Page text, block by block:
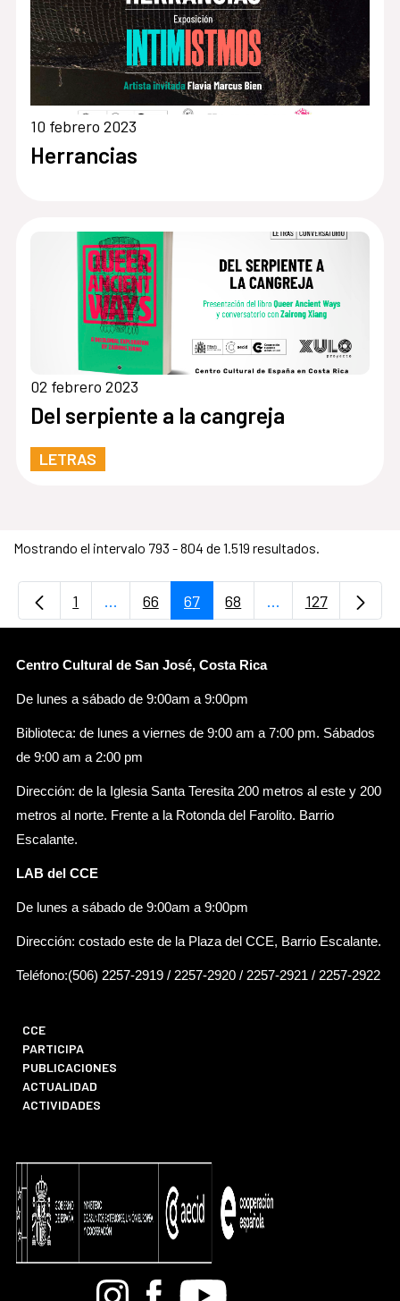
10 febrero 2023
Herrancias
02 febrero 2023
Del serpiente a la cangreja
LETRAS
Mostrando el intervalo 793 - 804 de 1.519 resultados.
Página
1 ...Páginas intermedias Use TAB para
Página
66 Página
67 Página
68 ...PáginasPágina
127
Centro Cultural de San José, Costa Rica
De lunes a sábado de 9:00am a 9:00pm
Biblioteca: de lunes a viernes de 9:00 am a 7:00 pm. Sábados
de 9:00 am a 2:00 pm
Dirección: de la Iglesia Santa Teresita 200 metros al este y 200
metros al norte. Frente a la Rotonda del Farolito. Barrio
Escalante.
LAB del CCE
De lunes a sábado de 9:00am a 9:00pm
Dirección: costado este de la Plaza del CCE, Barrio Escalante.
Teléfono:(506) 2257-2919 / 2257-2920 / 2257-2921 / 2257-2922
CCE
PARTICIPA
PUBLICACIONES
ACTUALIDAD
ACTIVIDADES
BandcampInstagramFacebook
Youtube